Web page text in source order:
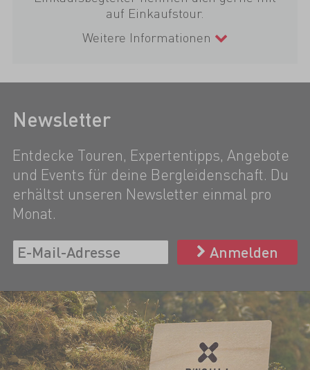
auf Einkaufstour.
Weitere Informationen
Newsletter
Entdecke Touren, Expertentipps, Angebote
und Events für deine Bergleidenschaft. Du
erhältst unseren Newsletter einmal pro
Monat.
Anmelden